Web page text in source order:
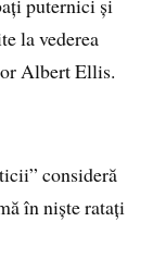
la vederea
Albert Ellis.
consideră
în niște ratați